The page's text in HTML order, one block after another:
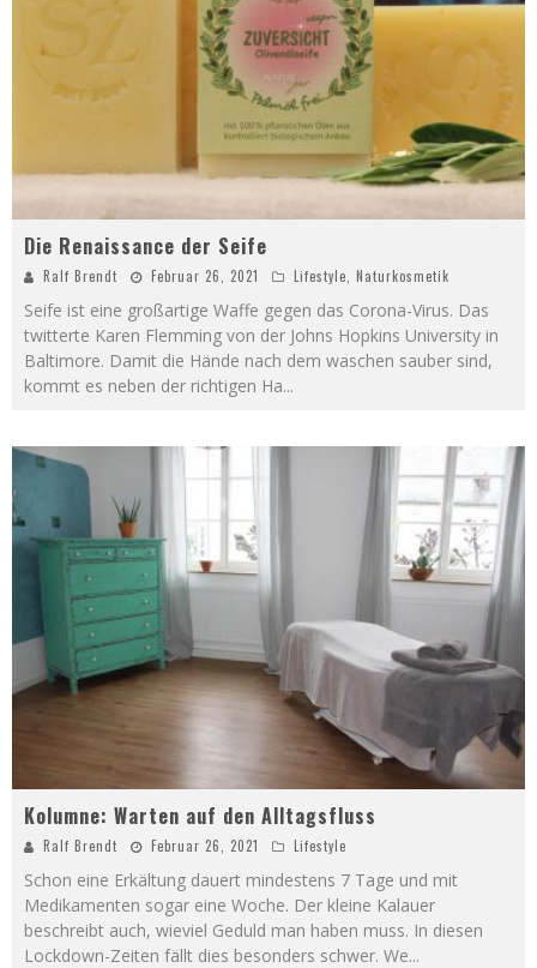
Die Renaissance der Seife
Ralf Brendt Februar 26, 2021 Lifestyle, Naturkosmetik
Seife ist eine großartige Waffe gegen das Corona-Virus. Das
twitterte Karen Flemming von der Johns Hopkins University in
Baltimore. Damit die Hände nach dem waschen sauber sind,
kommt es neben der richtigen Ha...
Kolumne: Warten auf den Alltagsfluss
Ralf Brendt Februar 26, 2021 Lifestyle
Schon eine Erkältung dauert mindestens 7 Tage und mit
Medikamenten sogar eine Woche. Der kleine Kalauer
beschreibt auch, wieviel Geduld man haben muss. In diesen
Lockdown-Zeiten fällt dies besonders schwer. We...